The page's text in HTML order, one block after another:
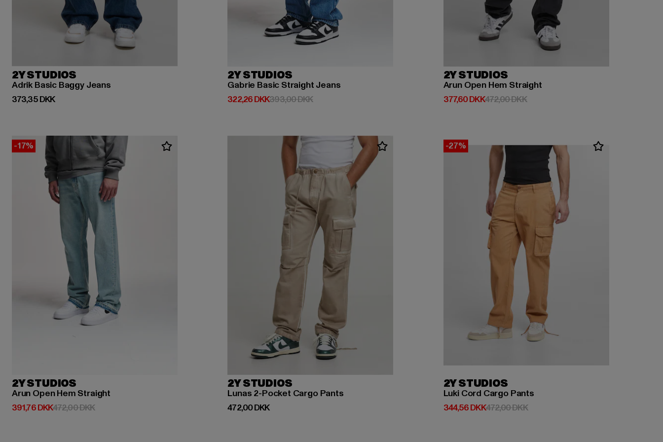
2Y STUDIOS
Adrik Basic Baggy Jeans
373,35 DKK
Nuværende pris: 373,35 DKK
2Y STUDIOS
Gabrie Basic Straight Jeans
322,26 DKK
Nuværende pris: 322,26 DKK
393,00 DKKKampagnepris: 393,00 DKK
2Y STUDIOS
Arun Open Hem Straight
377,60 DKK
Nuværende pris: 377,60 DKK
472,00 DKKKampagnepris: 472,00 DKK
-17%
2Y STUDIOS
Arun Open Hem Straight
391,76 DKK
Nuværende pris: 391,76 DKK
472,00 DKKKampagnepris: 472,00 DKK
2Y STUDIOS
Lunas 2-Pocket Cargo Pants
472,00 DKK
Nuværende pris: 472,00 DKK
-27%
2Y STUDIOS
Luki Cord Cargo Pants
344,56 DKK
Nuværende pris: 344,56 DKK
472,00 DKKKampagnepris: 472,00 DKK